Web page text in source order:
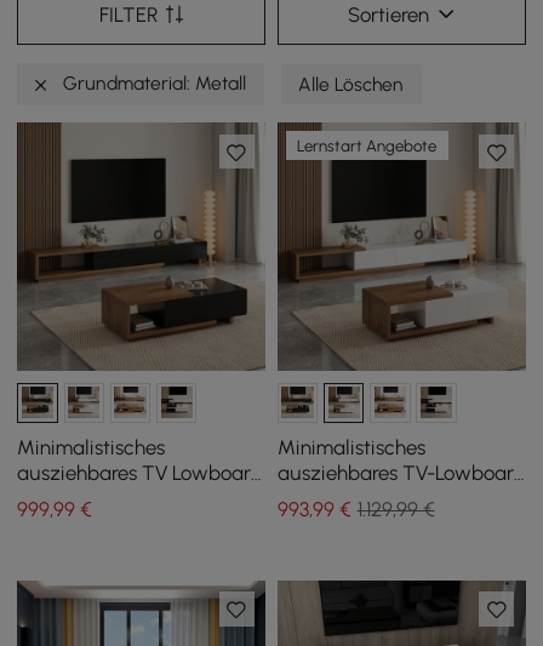
FILTER Sortieren
Grundmaterial: Metall Alle Löschen
Minimalistisches
ausziehbares TV Lowboard
& Couchtisch Set Quoint
999,99 €
Lernstart Angebote
Minimalistisches
ausziehbares TV-Lowboard
& Couchtisch Set Quoint
993,99€ 1.129,99 €